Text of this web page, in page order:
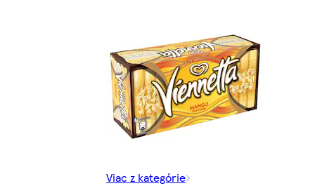
Viac z kategórie